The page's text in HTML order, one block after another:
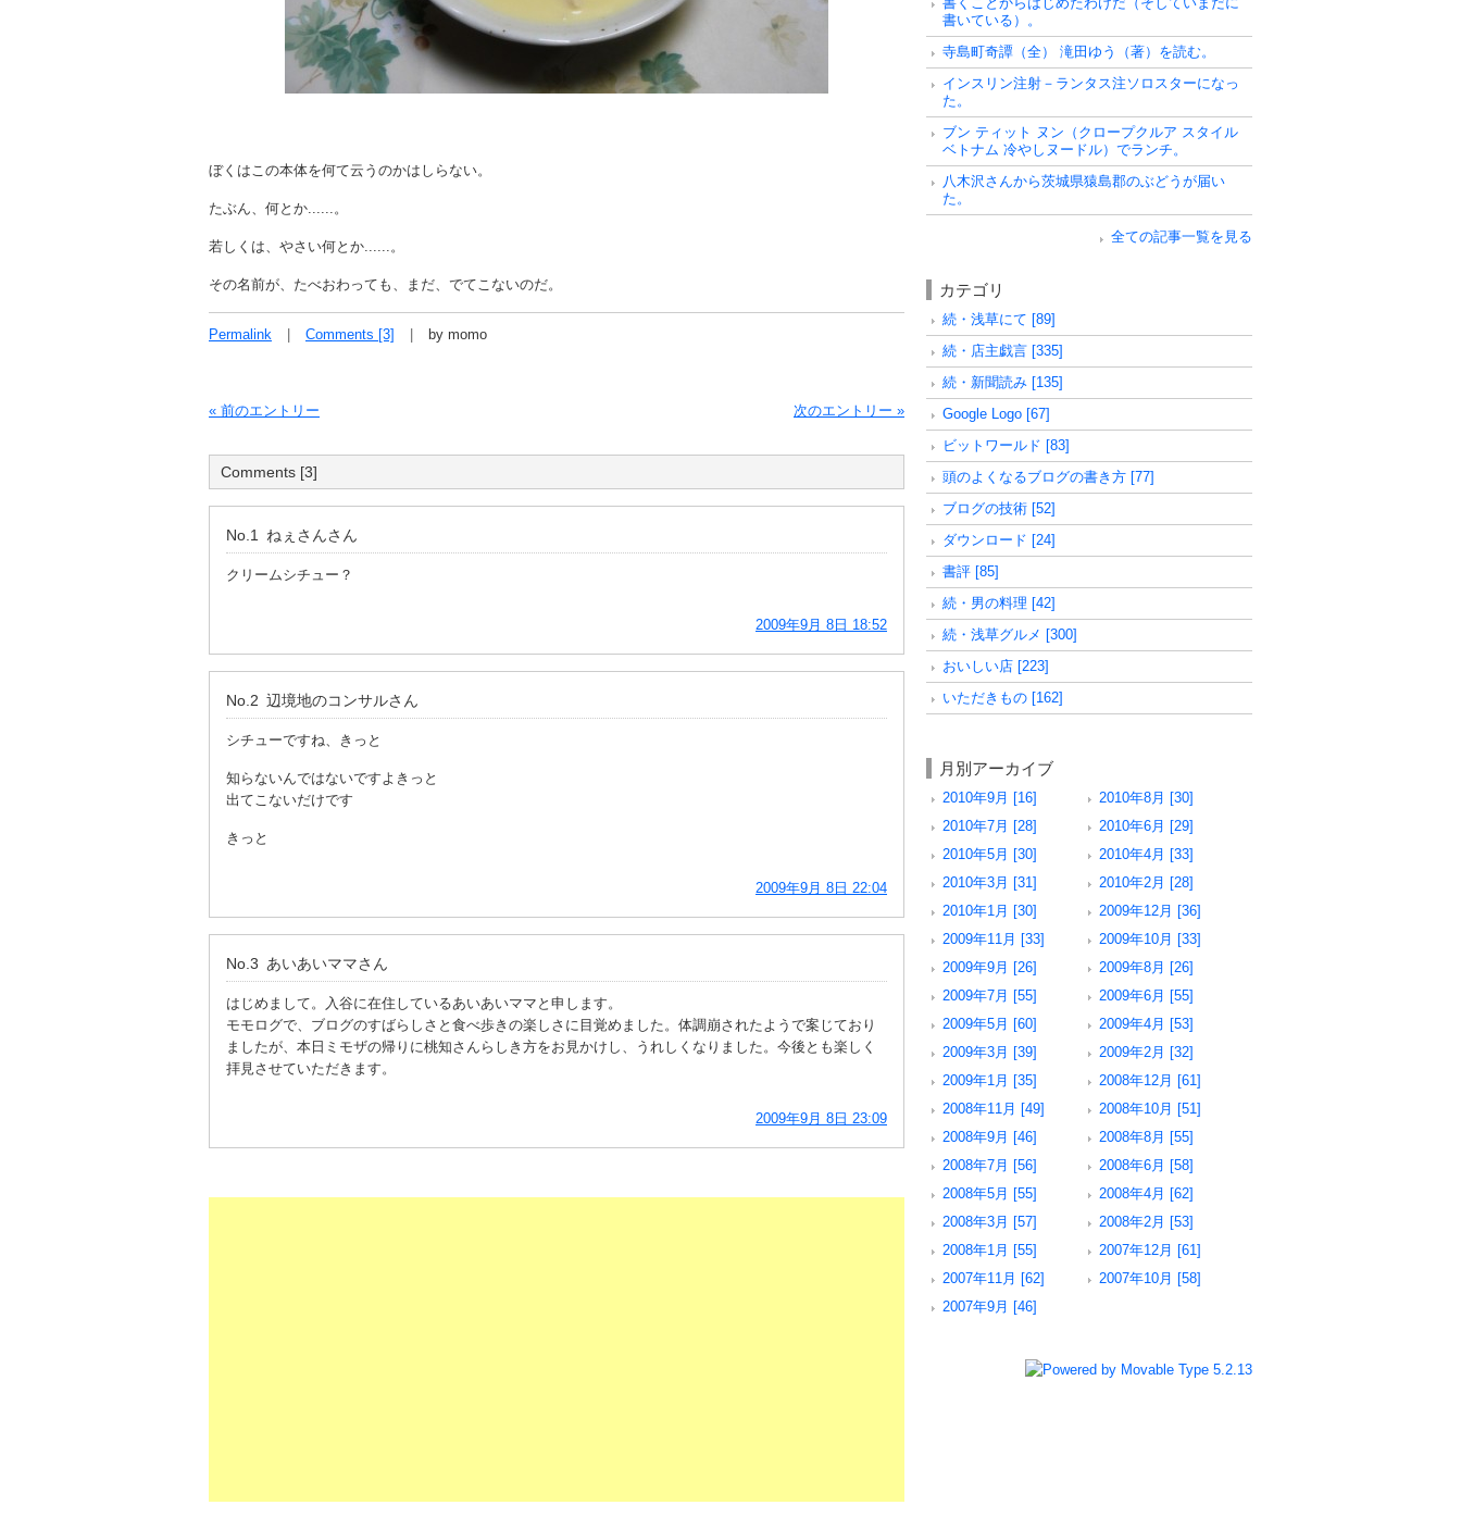
ぼくはこの本体を何て云うのかはしらない。
たぶん、何とか......。
若しくは、やさい何とか......。
その名前が、たべおわっても、まだ、でてこないのだ。
Permalink Comments [3] by momo
« 前のエントリー 次のエントリー »
Comments [3]
No.1 ねぇさんさん
クリームシチュー？
2009年9月 8日 18:52
No.2 辺境地のコンサルさん
シチューですね、きっと
知らないんではないですよきっと
出てこないだけです
きっと
2009年9月 8日 22:04
No.3 あいあいママさん
はじめまして。入谷に在住しているあいあいママと申します。
モモログで、ブログのすばらしさと食べ歩きの楽しさに目覚めました。体調崩されたようで案じており
ましたが、本日ミモザの帰りに桃知さんらしき方をお見かけし、うれしくなりました。今後とも楽しく
拝見させていただきます。
2009年9月 8日 23:09
書いている）。
寺島町奇譚（全） 滝田ゆう（著）を読む。
インスリン注射－ランタス注ソロスターになっ
た。
ブン ティット ヌン（クロープクルア スタイル
ベトナム 冷やしヌードル）でランチ。
八木沢さんから茨城県猿島郡のぶどうが届い
た。
全ての記事一覧を見る
カテゴリ
続・浅草にて [89]
続・店主戯言 [335]
続・新聞読み [135]
Google Logo [67]
ビットワールド [83]
頭のよくなるブログの書き方 [77]
ブログの技術 [52]
ダウンロード [24]
書評 [85]
続・男の料理 [42]
続・浅草グルメ [300]
おいしい店 [223]
いただきもの [162]
月別アーカイブ
2010年9月 [16]
2010年8月 [30]
2010年7月 [28]
2010年6月 [29]
2010年5月 [30]
2010年4月 [33]
2010年3月 [31]
2010年2月 [28]
2010年1月 [30]
2009年12月 [36]
2009年11月 [33]
2009年10月 [33]
2009年9月 [26]
2009年8月 [26]
2009年7月 [55]
2009年6月 [55]
2009年5月 [60]
2009年4月 [53]
2009年3月 [39]
2009年2月 [32]
2009年1月 [35]
2008年12月 [61]
2008年11月 [49]
2008年10月 [51]
2008年9月 [46]
2008年8月 [55]
2008年7月 [56]
2008年6月 [58]
2008年5月 [55]
2008年4月 [62]
2008年3月 [57]
2008年2月 [53]
2008年1月 [55]
2007年12月 [61]
2007年11月 [62]
2007年10月 [58]
2007年9月 [46]